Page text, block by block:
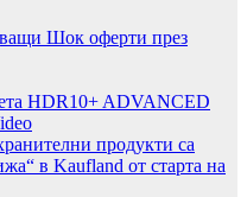
Шок оферти през
HDR10+ ADVANCED
продукти са
в Kaufland от старта на